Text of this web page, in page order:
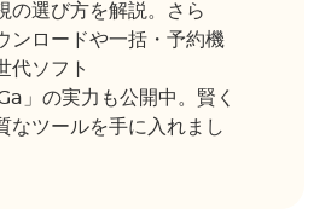
の選び方を解説。さら
ンロードや一括・予約機
代ソフト
」の実力も公開中。賢く
なツールを手に入れまし